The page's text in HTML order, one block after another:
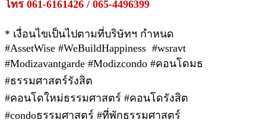
โทร 061-6161426 / 065-4496399
* เงื่อนไขเป็นไปตามที่บริษัทฯ กำหนด
#AssetWise #WeBuildHappiness #wsravt
#Modizavantgarde #Modizcondo #คอนโดมธ
#ธรรมศาสตร์รังสิต
#คอนโดใหม่ธรรมศาสตร์ #คอนโดรังสิต
#condoธรรมศาสตร์ #ที่พักธรรมศาสตร์